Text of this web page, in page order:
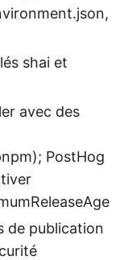
shai et
avec des
PostHog
de publication